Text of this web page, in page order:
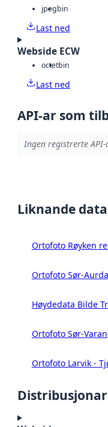
jpegbin
Last ned
Webside ECW
octetbin
Last ned
API-ar som
Ingen registrerte
Liknande
Ortofoto Røyken
Ortofoto Sør-
Høydedata Bilde
Ortofoto Sør-
Ortofoto Larvik -
Distribusjonar